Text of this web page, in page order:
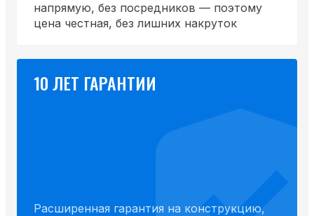
напрямую, без посредников — поэтому
цена честная, без лишних накруток
10 ЛЕТ ГАРАНТИИ
Расширенная гарантия на конструкцию,